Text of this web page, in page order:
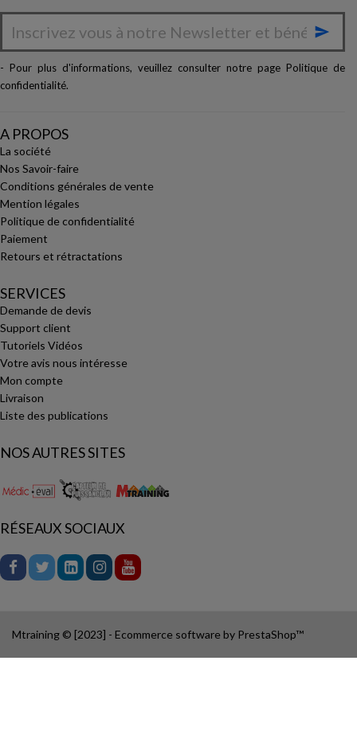

- Pour plus d'informations, veuillez consulter notre page Politique de
confidentialité.
A PROPOS
La société
Nos Savoir-faire
Conditions générales de vente
Mention légales
Politique de confidentialité
Paiement
Retours et rétractations
SERVICES
Demande de devis
Support client
Tutoriels Vidéos
Votre avis nous intéresse
Mon compte
Livraison
Liste des publications
NOS AUTRES SITES
RÉSEAUX SOCIAUX
Mtraining © [2023] - Ecommerce software by PrestaShop™